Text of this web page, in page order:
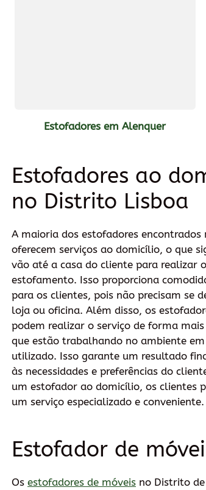
Estofadores em Alenquer
Estofadores ao
no Distrito Lisboa
A maioria dos estofadores encontrados
oferecem serviços ao domicílio, o que
vão até a casa do cliente para realizar
estofamento. Isso proporciona
para os clientes, pois não precisam se
loja ou oficina. Além disso, os
podem realizar o serviço de forma
que estão trabalhando no ambiente
utilizado. Isso garante um resultado
às necessidades e preferências do
um estofador ao domicílio, os clientes
um serviço especializado e conveniente.
Estofador de
Os estofadores de móveis no Distrito